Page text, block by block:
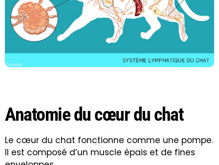
Anatomie du cœur du chat
Le cœur du chat fonctionne comme une pompe.
Il est composé d’un muscle épais et de fines